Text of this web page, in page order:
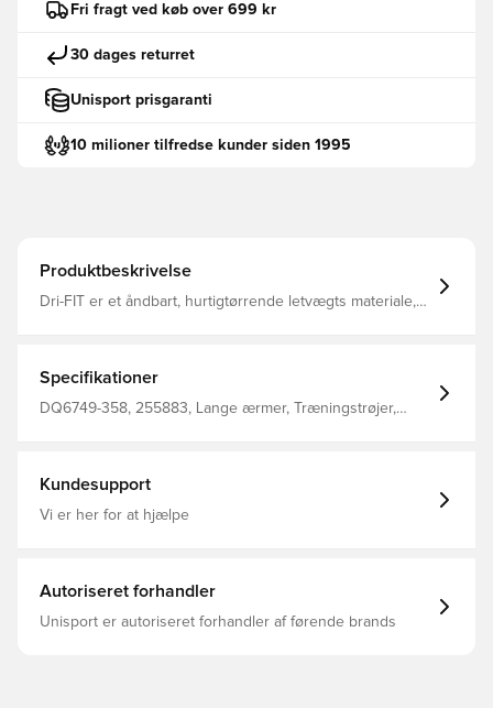
Fri fragt ved køb over 699 kr
30 dages returret
Unisport prisgaranti
10 milioner tilfredse kunder siden 1995
Produktbeskrivelse
Dri-FIT er et åndbart, hurtigtørrende letvægts materiale,
Lynlås i kvart længde til opretstående krave Slim fit
Fremstillet i 91% polyester og 9% elastan
Specifikationer
DQ6749-358, 255883, Lange ærmer, Træningstrøjer,
Kundesupport
Vi er her for at hjælpe
Autoriseret forhandler
Unisport er autoriseret forhandler af førende brands